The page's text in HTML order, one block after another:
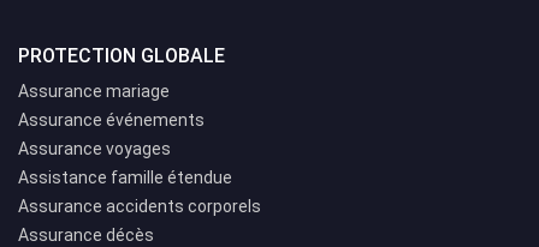
PROTECTION GLOBALE
Assurance mariage
Assurance événements
Assurance voyages
Assistance famille étendue
Assurance accidents corporels
Assurance décès